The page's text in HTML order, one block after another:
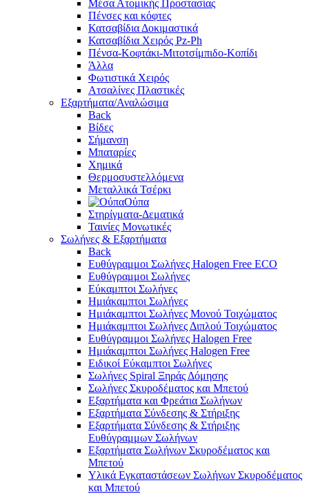
Μέσα Ατομικής Προστασίας
Πένσες και κόφτες
Κατσαβίδια Δοκιμαστικά
Κατσαβίδια Χειρός Pz-Ph
Πένσα-Κοφτάκι-Μιτοτσίμπιδο-Κοπίδι
Άλλα
Φωτιστικά Χειρός
Ατσαλίνες Πλαστικές
Εξαρτήματα/Αναλώσιμα
Back
Βίδες
Σήμανση
Μπαταρίες
Χημικά
Θερμοσυστελλόμενα
Μεταλλικά Τσέρκι
Ούπα
Στηρίγματα-Δεματικά
Ταινίες Μονωτικές
Σωλήνες & Εξαρτήματα
Back
Ευθύγραμμοι Σωλήνες Halogen Free ECO
Ευθύγραμμοι Σωλήνες
Εύκαμπτοι Σωλήνες
Ημιάκαμπτοι Σωλήνες
Ημιάκαμπτοι Σωλήνες Μονού Τοιχώματος
Ημιάκαμπτοι Σωλήνες Διπλού Τοιχώματος
Ευθύγραμμοι Σωλήνες Halogen Free
Ημιάκαμπτοι Σωλήνες Halogen Free
Ειδικοί Εύκαμπτοι Σωλήνες
Σωλήνες Spiral Ξηράς Δόμησης
Σωλήνες Σκυροδέματος και Μπετού
Εξαρτήματα και Φρεάτια Σωλήνων
Εξαρτήματα Σύνδεσης & Στήριξης
Εξαρτήματα Σύνδεσης & Στήριξης
Ευθύγραμμων Σωλήνων
Εξαρτήματα Σωλήνων Σκυροδέματος και
Μπετού
Υλικά Εγκαταστάσεων Σωλήνων Σκυροδέματος
και Μπετού